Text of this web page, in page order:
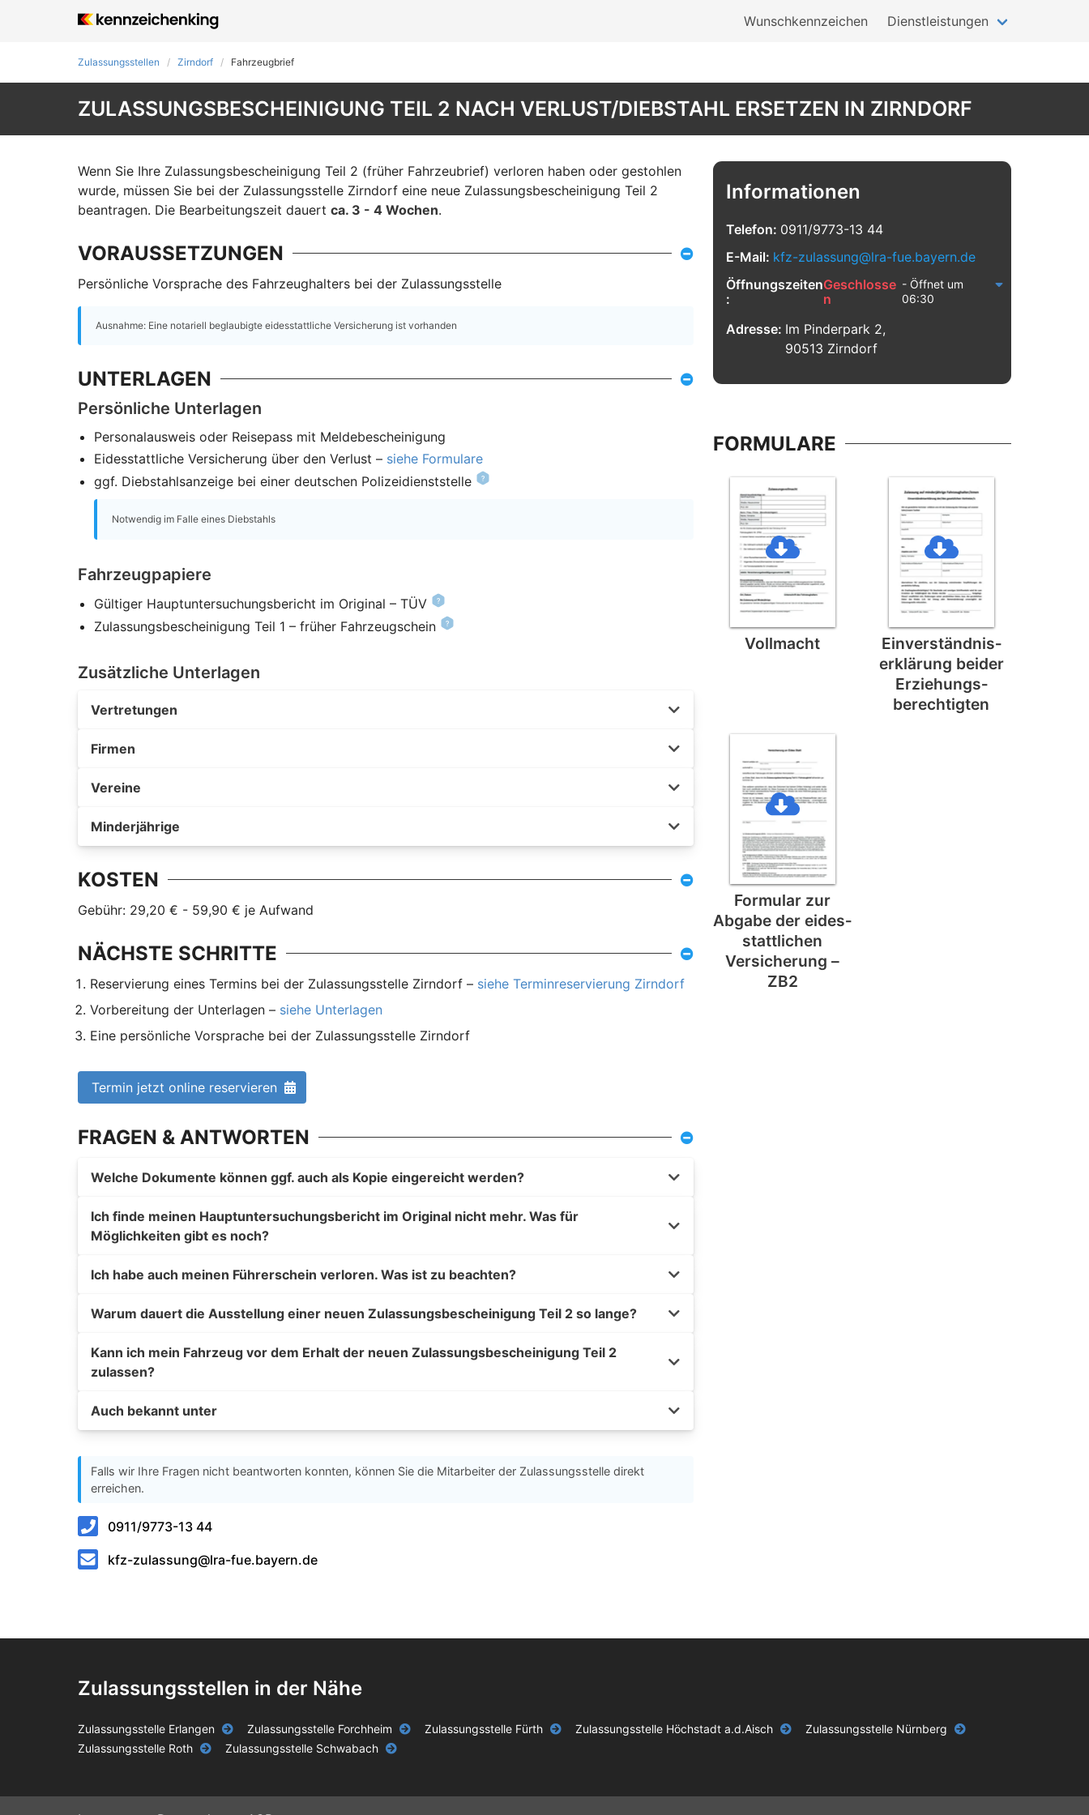
Wunschkennzeichen Dienstleistungen
Zulassungsstellen Zirndorf Fahrzeugbrief
ZULASSUNGSBESCHEINIGUNG TEIL 2 NACH VERLUST/DIEBSTAHL ERSETZEN IN ZIRNDORF
Wenn Sie Ihre Zulassungsbescheinigung Teil 2 (früher Fahrzeubrief) verloren haben oder gestohlen
wurde, müssen Sie bei der Zulassungsstelle Zirndorf eine neue Zulassungsbescheinigung Teil 2
beantragen. Die Bearbeitungszeit dauert ca. 3 - 4 Wochen.
VORAUSSETZUNGEN
Persönliche Vorsprache des Fahrzeughalters bei der Zulassungsstelle
Ausnahme: Eine notariell beglaubigte eidesstattliche Versicherung ist vorhanden
UNTERLAGEN
Persönliche Unterlagen
Personalausweis oder Reisepass mit Meldebescheinigung
Eidesstattliche Versicherung über den Verlust – siehe Formulare
ggf. Diebstahlsanzeige bei einer deutschen Polizeidienststelle
Notwendig im Falle eines Diebstahls
Fahrzeugpapiere
Gültiger Hauptuntersuchungsbericht im Original – TÜV
Zulassungsbescheinigung Teil 1 – früher Fahrzeugschein
Zusätzliche Unterlagen
Vertretungen
Firmen
Vereine
Minderjährige
KOSTEN
Gebühr: 29,20 € - 59,90 € je Aufwand
NÄCHSTE SCHRITTE
Reservierung eines Termins bei der Zulassungsstelle Zirndorf – siehe Terminreservierung Zirndorf
Vorbereitung der Unterlagen – siehe Unterlagen
Eine persönliche Vorsprache bei der Zulassungsstelle Zirndorf
Termin jetzt online reservieren
FRAGEN & ANTWORTEN
Welche Dokumente können ggf. auch als Kopie eingereicht werden?
Ich finde meinen Hauptuntersuchungsbericht im Original nicht mehr. Was für
Möglichkeiten gibt es noch?
Ich habe auch meinen Führerschein verloren. Was ist zu beachten?
Warum dauert die Ausstellung einer neuen Zulassungsbescheinigung Teil 2 so lange?
Kann ich mein Fahrzeug vor dem Erhalt der neuen Zulassungsbescheinigung Teil 2
zulassen?
Auch bekannt unter
Falls wir Ihre Fragen nicht beantworten konnten, können Sie die Mitarbeiter der Zulassungsstelle direkt
erreichen.
0911/9773-13 44
kfz-zulassung@lra-fue.bayern.de
Informationen
Telefon: 0911/9773-13 44
E-Mail: kfz-zulassung@lra-fue.bayern.de
Öffnungszeiten
:
Geschlosse
n
- Öffnet um
06:30
Adresse: Im Pinderpark 2,
90513 Zirndorf
FORMULARE
Vollmacht
Einverständnis­
erklärung beider
Erziehungs­
berechtigten
Formular zur
Abgabe der eides­
stattlichen
Versicherung –
ZB2
Zulassungsstellen in der Nähe
Zulassungsstelle Erlangen Zulassungsstelle Forchheim Zulassungsstelle Fürth Zulassungsstelle Höchstadt a.d.Aisch
Zulassungsstelle Nürnberg
Zulassungsstelle Roth
Zulassungsstelle Schwabach